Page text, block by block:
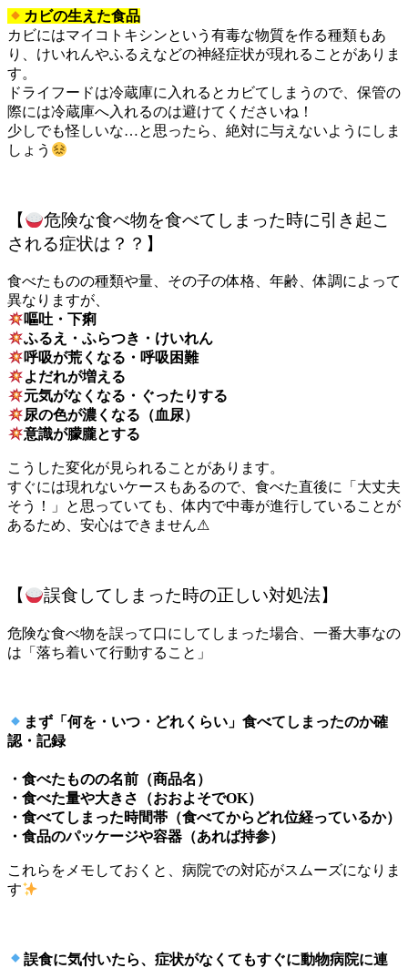
カビの生えた食品
カビにはマイコトキシンという有毒な物質を作る種類もあ
り、けいれんやふるえなどの神経症状が現れることがありま
す。
ドライフードは冷蔵庫に入れるとカビてしまうので、保管の
際には冷蔵庫へ入れるのは避けてくださいね！
少しでも怪しいな…と思ったら、絶対に与えないようにしま
しょう
【
危険な食べ物を食べてしまった時に引き起こ
される症状は？？】
食べたものの種類や量、その子の体格、年齢、体調によって
異なりますが、
嘔吐・下痢
ふるえ・ふらつき・けいれん
呼吸が荒くなる・呼吸困難
よだれが増える
元気がなくなる・ぐったりする
尿の色が濃くなる（血尿）
意識が朦朧とする
こうした変化が見られることがあります。
すぐには現れないケースもあるので、食べた直後に「大丈夫
そう！」と思っていても、体内で中毒が進行していることが
あるため、安心はできません⚠
【 誤食してしまった時の正しい対処法】
危険な食べ物を誤って口にしてしまった場合、一番大事なの
は「落ち着いて行動すること」
まず「何を・いつ・どれくらい」食べてしまったのか確
認・記録
・食べたものの名前（商品名）
・食べた量や大きさ（おおよそでOK）
・食べてしまった時間帯（食べてからどれ位経っているか）
・食品のパッケージや容器（あれば持参）
これらをメモしておくと、病院での対応がスムーズになりま
す
誤食に気付いたら、症状がなくてもすぐに動物病院に連